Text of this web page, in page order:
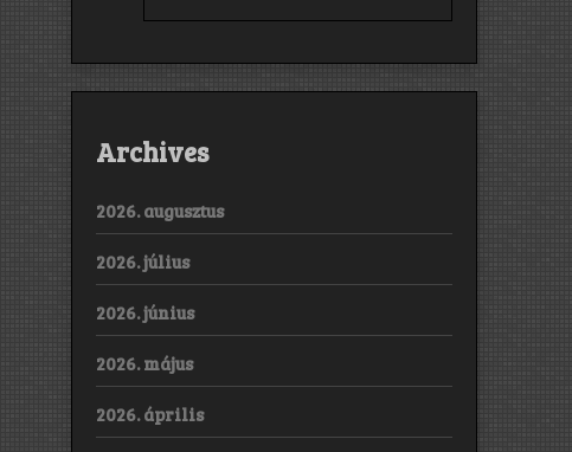
Archives
2026. augusztus
2026. július
2026. június
2026. május
2026. április